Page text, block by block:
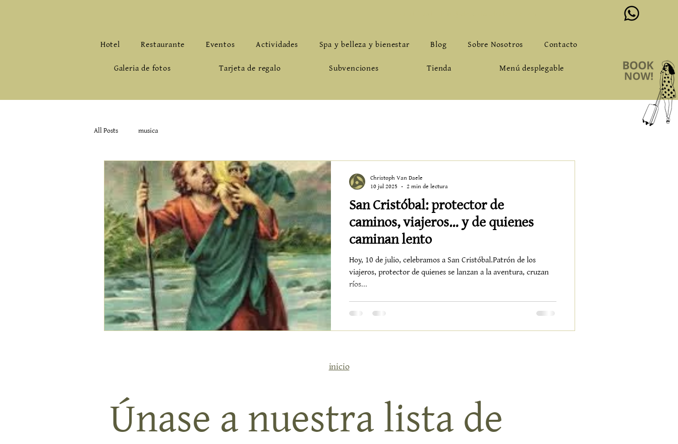
Hotel Restaurante Eventos Actividades Spa y belleza y bienestar Blog Sobre Nosotros Contacto
Galeria de fotos Tarjeta de regalo Subvenciones Tienda Menú desplegable
All Posts musica
San Cristóbal: protector de
caminos, viajeros… y de quienes
caminan lento
Hoy, 10 de julio, celebramos a San Cristóbal.Patrón de los
viajeros, protector de quienes se lanzan a la aventura, cruzan
ríos...
Christoph Van Daele
10 jul 2025
2 min de lectura
inicio
Únase a nuestra lista de